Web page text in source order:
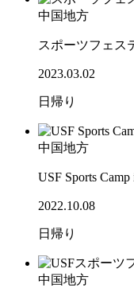
中国地方
スポーツフェス
2023.03.02
日帰り
中国地方
USF Sports
2022.10.08
日帰り
中国地方